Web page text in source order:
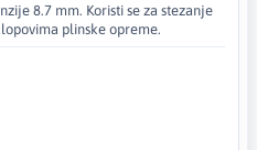
8.7 mm. Koristi se za stezanje
plinske opreme.